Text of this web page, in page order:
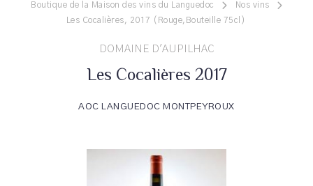
Boutique de la Maison des vins du Languedoc
Nos vins
Les Cocalières, 2017 (Rouge,Bouteille 75cl)
DOMAINE D'AUPILHAC
Les Cocalières 2017
AOC LANGUEDOC MONTPEYROUX